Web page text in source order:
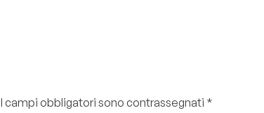
I campi obbligatori sono contrassegnati *